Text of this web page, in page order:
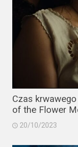
Disney+
Sky
Showtime
Czas
of the Flower
20/10/2023